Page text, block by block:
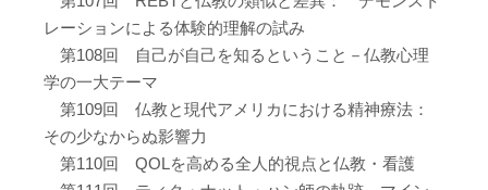
レーションによる体験的理解の試み
第108回 自己が自己を知るということ－仏教心理
学の一大テーマ
第109回 仏教と現代アメリカにおける精神療法：
その少なからぬ影響力
第110回 QOLを高める全人的視点と仏教・看護